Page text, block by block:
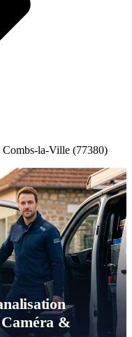
Combs-la-Ville (77380)
Caméra &